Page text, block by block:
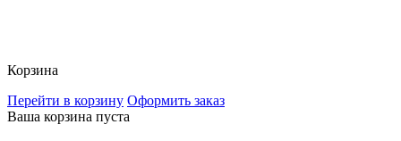
Корзина
Перейти в корзину Оформить заказ
Ваша корзина пуста